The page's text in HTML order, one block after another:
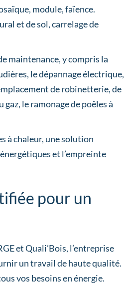
module, faïence.
et de sol, carrelage de
maintenance, y compris la
le dépannage électrique,
de robinetterie, de
le ramonage de poêles à
à chaleur, une solution
et l’empreinte
pour un
et Quali’Bois, l’entreprise
un travail de haute qualité.
vos besoins en énergie.